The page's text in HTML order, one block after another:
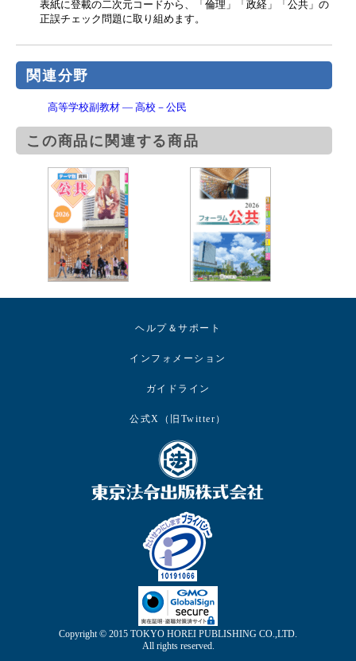
表紙に登載の二次元コードから、「倫理」「政経」「公共」の
正誤チェック問題に取り組めます。
関連分野
高等学校副教材 ― 高校－公民
この商品に関連する商品
ヘルプ＆サポート
インフォメーション
ガイドライン
公式X（旧Twitter）
Copyright © 2015 TOKYO HOREI PUBLISHING CO.,LTD.
All rights reserved.